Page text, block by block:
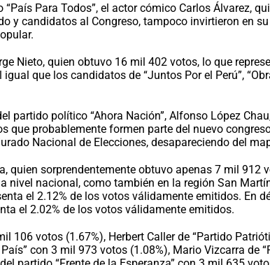
Para Todos”, el actor cómico Carlos Álvarez,
y candidatos al Congreso, tampoco invirtieron en
Nieto, quien obtuvo 16 mil 402 votos, lo que
que los candidatos de “Juntos Por el Perú”,
partido político “Ahora Nación”, Alfonso López
probablemente formen parte del nuevo
Nacional de Elecciones, desapareciendo del
quien sorprendentemente obtuvo apenas 7 mil 912
nacional, como también en la región San
el 2.12% de los votos válidamente emitidos. En
el 2.02% de los votos válidamente emitidos.
106 votos (1.67%), Herbert Caller de “Partido
con 3 mil 973 votos (1.08%), Mario Vizcarra de